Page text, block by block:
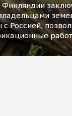
с Россией,